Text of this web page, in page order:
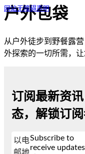
网站无障碍声明
户外包袋
从户外徒步到野餐露
外探索的一切所需，
订阅最新资
态，解锁订
以电
邮地
Subscribe to
receive updates